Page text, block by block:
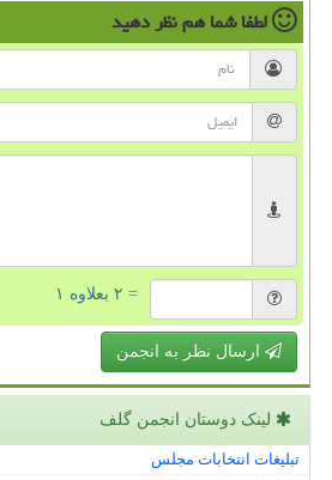
لطفا شما همنظر دهید
= ۲ بعلاوه ۱
ارسال نظر به انجمن
لینک دوستان انجمن گلف
تبلیغات انتخابات مجلس